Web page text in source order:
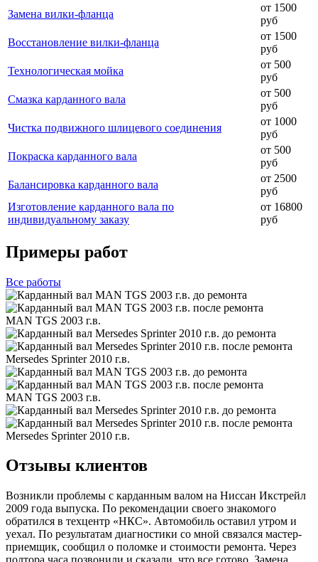
Замена вилки-фланца
от 1500
руб
Восстановление вилки-фланца
от 1500
руб
Технологическая мойка
от 500
руб
Смазка карданного вала
от 500
руб
Чистка подвижного шлицевого соединения
от 1000
руб
Покраска карданного вала
от 500
руб
Балансировка карданного вала
от 2500
руб
Изготовление карданного вала по
индивидуальному заказу
от 16800
руб
Примеры работ
Все работы
MAN TGS 2003 г.в.
Mersedes Sprinter 2010 г.в.
MAN TGS 2003 г.в.
Mersedes Sprinter 2010 г.в.
Отзывы клиентов
Возникли проблемы с карданным валом на Ниссан Икстрейл
2009 года выпуска. По рекомендации своего знакомого
обратился в техцентр «НКС». Автомобиль оставил утром и
уехал. По результатам диагностики со мной связался мастер-
приемщик, сообщил о поломке и стоимости ремонта. Через